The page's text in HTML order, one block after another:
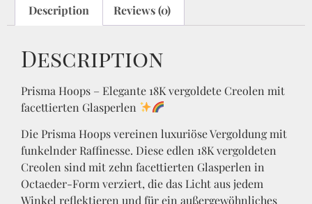
Description Reviews (0)
Description
Prisma Hoops – Elegante 18K vergoldete Creolen mit
facettierten Glasperlen
Die Prisma Hoops vereinen luxuriöse Vergoldung mit
funkelnder Raffinesse. Diese edlen 18K vergoldeten
Creolen sind mit zehn facettierten Glasperlen in
Octaeder-Form verziert, die das Licht aus jedem
Winkel reflektieren und für ein außergewöhnliches